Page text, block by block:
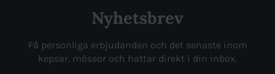
Nyhetsbrev
Få personliga erbjudanden och det senaste inom
kepsar, mössor och hattar direkt i din inbox.